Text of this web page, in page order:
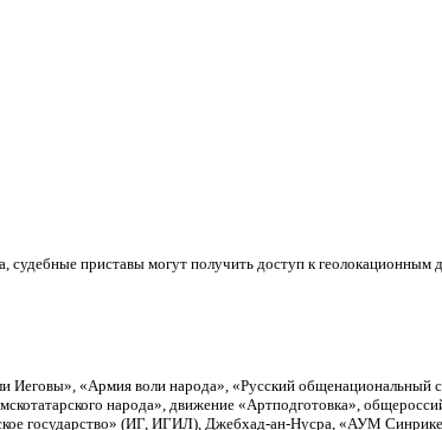
приставы могут получить доступ к геолокационным
«Армия воли народа», «Русский общенациональный
народа», движение «Артподготовка»,
государство» (ИГ, ИГИЛ), Джебхад-ан-Нусра, «АУМ